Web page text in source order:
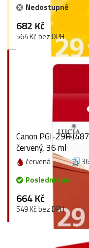
Nedostupné
682 Kč
564 Kč bez DPH
Canon PGI-29R
červený, 36 ml
červená
Poslední kus
664 Kč
549 Kč bez DPH